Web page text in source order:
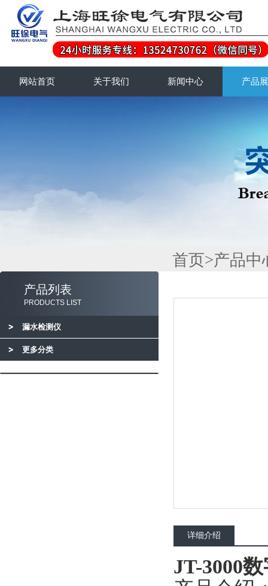
网站首页 关于我们 新闻中心 产品
产品列表
PRODUCTS LIST
漏水检测仪
更多分类
首页>产品中
详细介绍
JT-3000